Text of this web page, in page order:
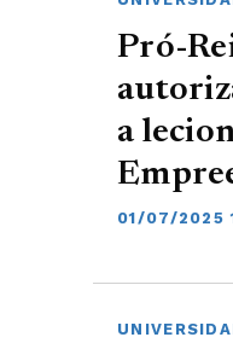
Pró-
a
01/07/2025